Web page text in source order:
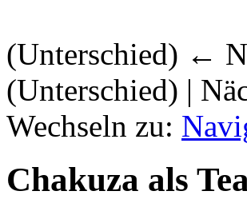
(Unterschied) ←
(Unterschied) |
Wechseln zu:
Chakuza als